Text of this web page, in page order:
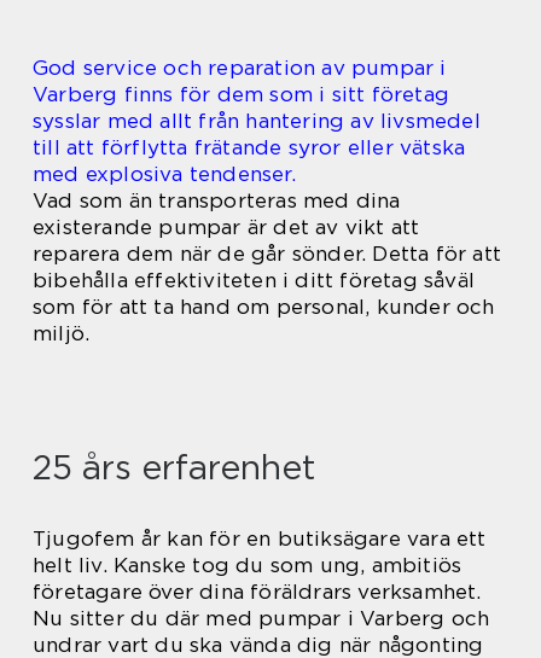
God service och reparation av pumpar i
Varberg finns för dem som i sitt företag
sysslar med allt från hantering av livsmedel
till att förflytta frätande syror eller vätska
med explosiva tendenser.
Vad som än transporteras med dina
existerande pumpar är det av vikt att
reparera dem när de går sönder. Detta för att
bibehålla effektiviteten i ditt företag såväl
som för att ta hand om personal, kunder och
miljö.
25 års erfarenhet
Tjugofem år kan för en butiksägare vara ett
helt liv. Kanske tog du som ung, ambitiös
företagare över dina föräldrars verksamhet.
Nu sitter du där med pumpar i Varberg och
undrar vart du ska vända dig när någonting